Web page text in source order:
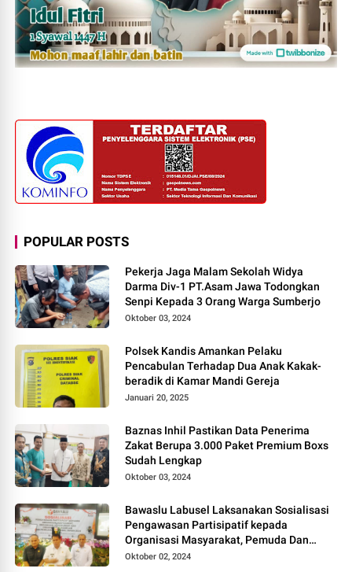
POPULAR POSTS
Pekerja Jaga Malam Sekolah Widya
Darma Div-1 PT.Asam Jawa Todongkan
Senpi Kepada 3 Orang Warga Sumberjo
Oktober 03, 2024
Polsek Kandis Amankan Pelaku
Pencabulan Terhadap Dua Anak Kakak-
beradik di Kamar Mandi Gereja
Januari 20, 2025
Baznas Inhil Pastikan Data Penerima
Zakat Berupa 3.000 Paket Premium Boxs
Sudah Lengkap
Oktober 03, 2024
Bawaslu Labusel Laksanakan Sosialisasi
Pengawasan Partisipatif kepada
Organisasi Masyarakat, Pemuda Dan
Agama Pada pilkada Serentak 2024
Oktober 02, 2024